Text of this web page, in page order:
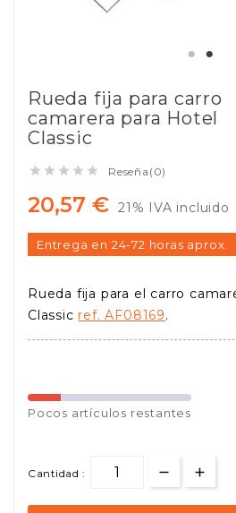
Rueda fija para carro
camarera para Hotel
Classic
     Reseña(0)
20,57 € 21% IVA incluido
Entrega en 24-72 horas aprox.
Rueda fija para el carro
Classic ref. AF08169.
Pocos artículos restantes
Cantidad :